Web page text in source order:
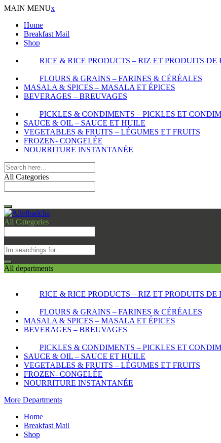
MAIN MENUx
Home
Breakfast Mail
Shop
RICE & RICE PRODUCTS – RIZ ET PRODUITS DE
FLOURS & GRAINS – FARINES & CÉRÉALES
MASALA & SPICES – MASALA ET ÉPICES
BEVERAGES – BREUVAGES
PICKLES & CONDIMENTS – PICKLES ET
SAUCE & OIL – SAUCE ET HUILE
VEGETABLES & FRUITS – LÉGUMES ET FRUITS
FROZEN- CONGELÉE
NOURRITURE INSTANTANÉE
All Categories
All Categories
All departments
RICE & RICE PRODUCTS – RIZ ET PRODUITS DE
FLOURS & GRAINS – FARINES & CÉRÉALES
MASALA & SPICES – MASALA ET ÉPICES
BEVERAGES – BREUVAGES
PICKLES & CONDIMENTS – PICKLES ET
SAUCE & OIL – SAUCE ET HUILE
VEGETABLES & FRUITS – LÉGUMES ET FRUITS
FROZEN- CONGELÉE
NOURRITURE INSTANTANÉE
More Departments
Home
Breakfast Mail
Shop